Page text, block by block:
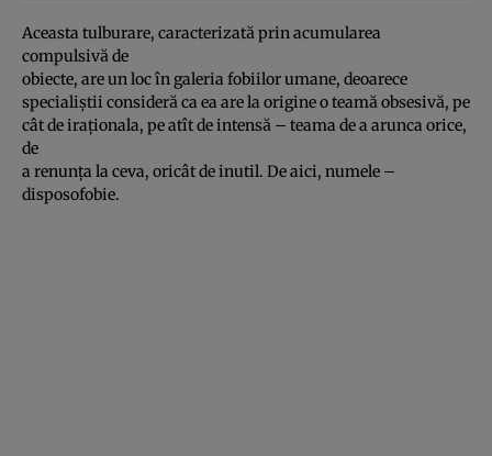
Aceasta tulburare, caracterizată prin acumularea
compulsivă de
obiecte, are un loc în galeria fobiilor umane, deoarece
specialiştii consideră ca ea are la origine o teamă obsesivă, pe
cât de iraţionala, pe atît de intensă – teama de a arunca orice,
de
a renunţa la ceva, oricât de inutil. De aici, numele –
disposofobie.